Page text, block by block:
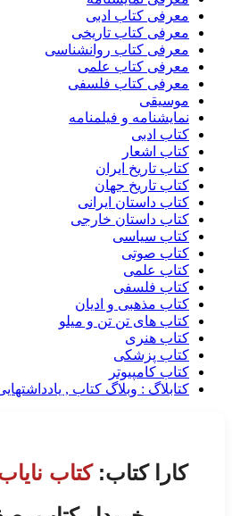
معرفی کتاب ادبی
معرفی کتاب تاریخی
معرفی کتاب روانشناسی
معرفی کتاب علمی
معرفی کتاب فلسفی
موسیقی
نمایشنامه و فیلمنامه
کتاب ادبی
کتاب اشعار
کتاب تاریخ ایران
کتاب تاریخ جهان
کتاب داستان ایرانی
کتاب داستان خارجی
کتاب سیاسی
کتاب صوتی
کتاب علمی
کتاب فلسفی
کتاب مذهبی و ادیان
کتاب های تن تن و میلو
کتاب هنری
کتاب پزشکی
کتاب کامپیوتر
کتابلاگ : وبلاگ کتاب ,
کارا کتاب:کتاب